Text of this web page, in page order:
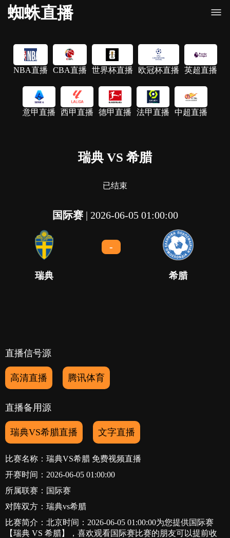
蜘蛛直播
NBA直播 CBA直播 世界杯直播 欧冠杯直播 英超直播
意甲直播 西甲直播 德甲直播 法甲直播 中超直播
瑞典 VS 希腊
已结束
国际赛| 2026-06-05 01:00:00
瑞典
-
希腊
直播信号源
高清直播 腾讯体育
直播备用源
瑞典VS希腊直播 文字直播
比赛名称：瑞典VS希腊 免费视频直播
开赛时间：2026-06-05 01:00:00
所属联赛： 国际赛
对阵双方：瑞典vs希腊
比赛简介：北京时间：2026-06-05 01:00:00为您提供国际赛
【瑞典 VS 希腊】，喜欢观看国际赛比赛的朋友可以提前收